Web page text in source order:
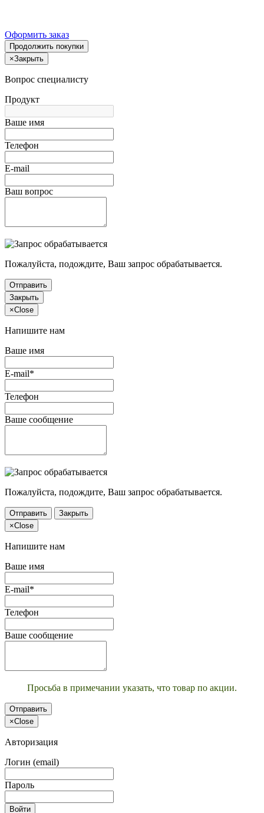
Оформить заказ
Продолжить покупки
×Закрыть
Вопрос специалисту
Продукт
Ваше имя
Телефон
E-mail
Ваш вопрос
Пожалуйста, подождите, Ваш запрос обрабатывается.
Отправить
Закрыть
×Close
Напишите нам
Ваше имя
E-mail*
Телефон
Ваше сообщение
Пожалуйста, подождите, Ваш запрос обрабатывается.
Отправить
Закрыть
×Close
Напишите нам
Ваше имя
E-mail*
Телефон
Ваше сообщение
Просьба в примечании указать, что товар по акции.
Отправить
×Close
Авторизация
Логин (email)
Пароль
Войти